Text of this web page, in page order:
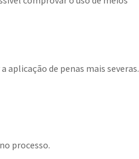
aplicação de penas mais severas.
processo.